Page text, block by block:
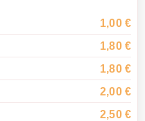
1,00 €
1,80 €
1,80 €
2,00 €
2,50 €